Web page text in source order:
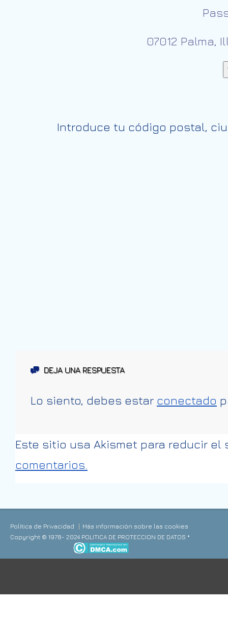
07012 Palma,
Introduce tu código postal,
DEJA UNA RESPUESTA
Lo siento, debes estar conectado
Este sitio usa Akismet para reducir el
comentarios.
Política de Privacidad
Más información sobre las cookies
Copyright © 1978- 2024 POLITICA DE PROTECCION DE DATOS *